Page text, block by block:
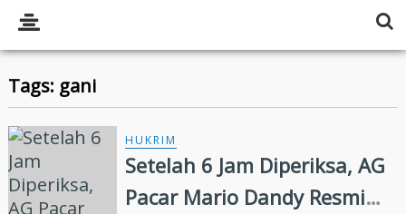
Tags: gani
HUKRIM
Setelah 6 Jam Diperiksa, AG
Pacar Mario Dandy Resmi